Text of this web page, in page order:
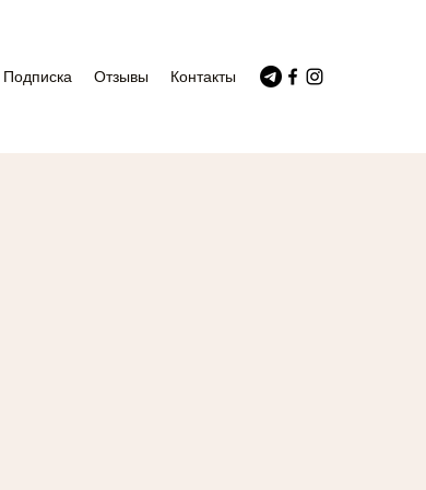
Подписка Отзывы Контакты